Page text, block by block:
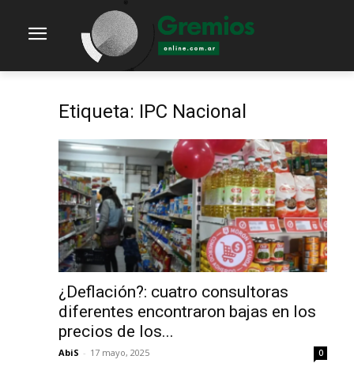
Etiqueta: IPC Nacional
¿Deflación?: cuatro consultoras
diferentes encontraron bajas en los
precios de los...
AbiS - 17 mayo, 2025 0